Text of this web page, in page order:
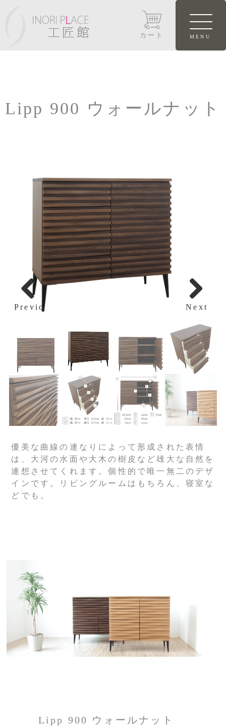
カート
Lipp 900 ウォールナット
Previous Next
優美な曲線の連なりによって形成された表情
は、大河の水面や大木の樹皮など雄大な自然を
連想させてくれます。個性的で唯一無二のデザ
インです。リビングルームはもちろん、寝室な
どでも。
Lipp 900 ウォールナット